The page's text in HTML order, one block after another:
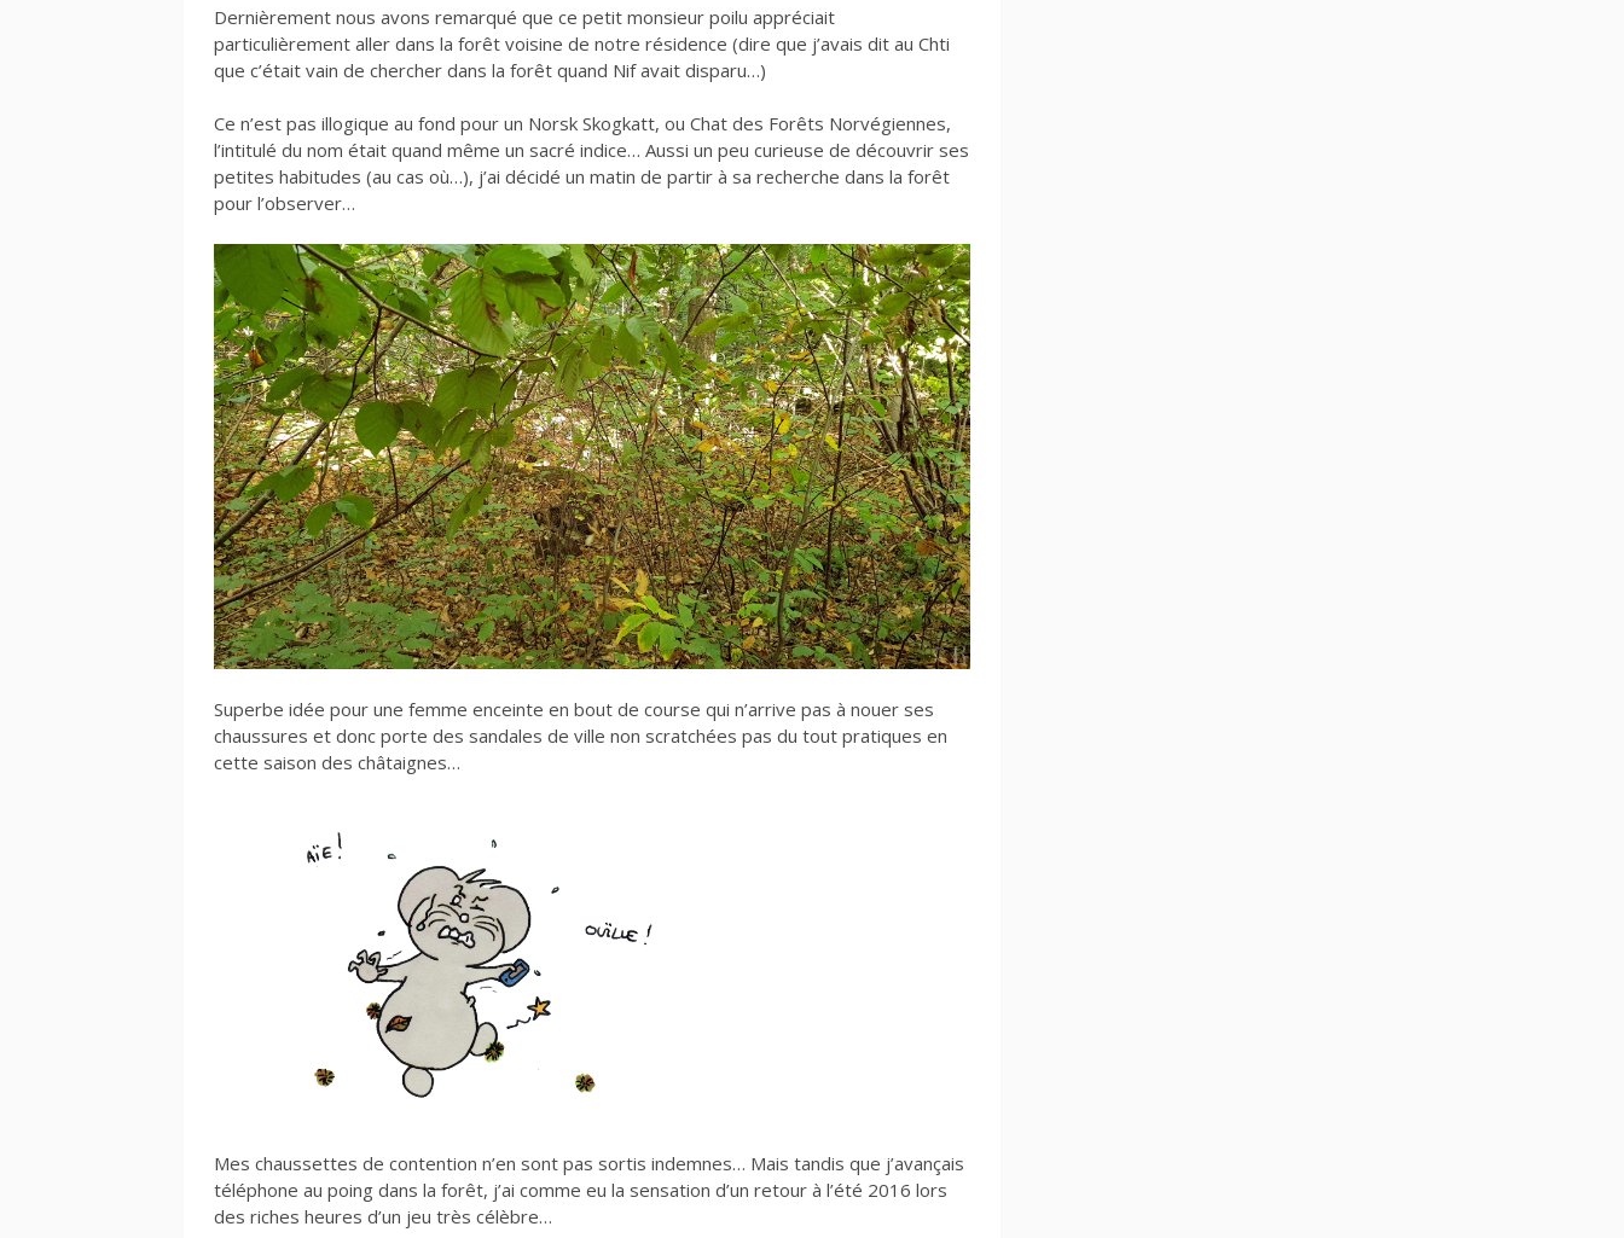
Dernièrement nous avons remarqué que ce petit monsieur poilu appréciait
particulièrement aller dans la forêt voisine de notre résidence (dire que j’avais dit au Chti
que c’était vain de chercher dans la forêt quand Nif avait disparu…)
Ce n’est pas illogique au fond pour un Norsk Skogkatt, ou Chat des Forêts Norvégiennes,
l’intitulé du nom était quand même un sacré indice… Aussi un peu curieuse de découvrir ses
petites habitudes (au cas où…), j’ai décidé un matin de partir à sa recherche dans la forêt
pour l’observer…
Superbe idée pour une femme enceinte en bout de course qui n’arrive pas à nouer ses
chaussures et donc porte des sandales de ville non scratchées pas du tout pratiques en
cette saison des châtaignes…
Mes chaussettes de contention n’en sont pas sortis indemnes… Mais tandis que j’avançais
téléphone au poing dans la forêt, j’ai comme eu la sensation d’un retour à l’été 2016 lors
des riches heures d’un jeu très célèbre…